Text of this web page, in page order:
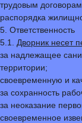
трудовым
распорядка
5. Ответственность
5.1. Дворник несет
за надлежащее
территории;
своевременную и
за сохранность
за неоказание
своевременное